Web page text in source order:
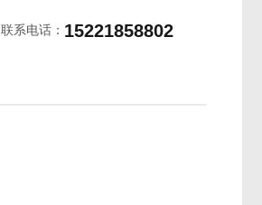
联系电话： 15221858802